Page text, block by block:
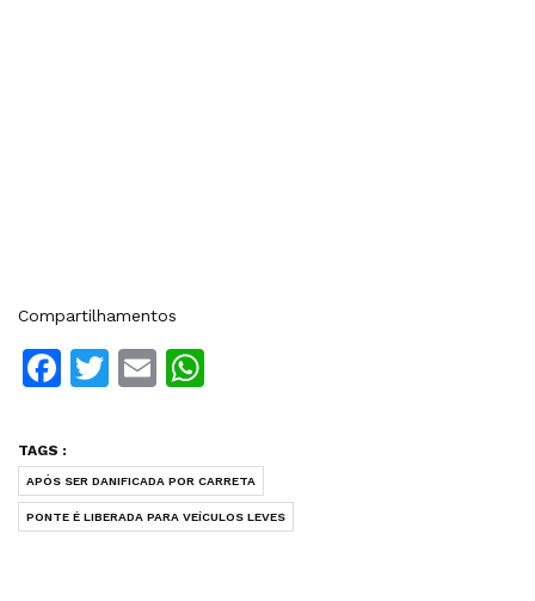
Compartilhamentos
Facebook
Twitter
Email
TAGS :
APÓS SER DANIFICADA POR CARRETA
PONTE É LIBERADA PARA VEÍCULOS LEVES